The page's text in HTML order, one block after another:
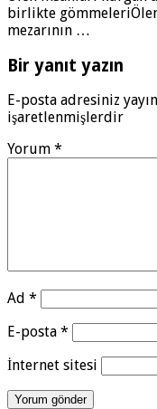
birlikte
mezarının …
Bir yanıt yazın
E-posta adresiniz
işaretlenmişlerdir
Yorum *
Ad *
E-posta *
İnternet sitesi